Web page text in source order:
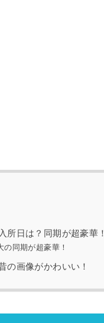
所日は？同期が超豪華！
の同期が超豪華！
の画像がかわいい！